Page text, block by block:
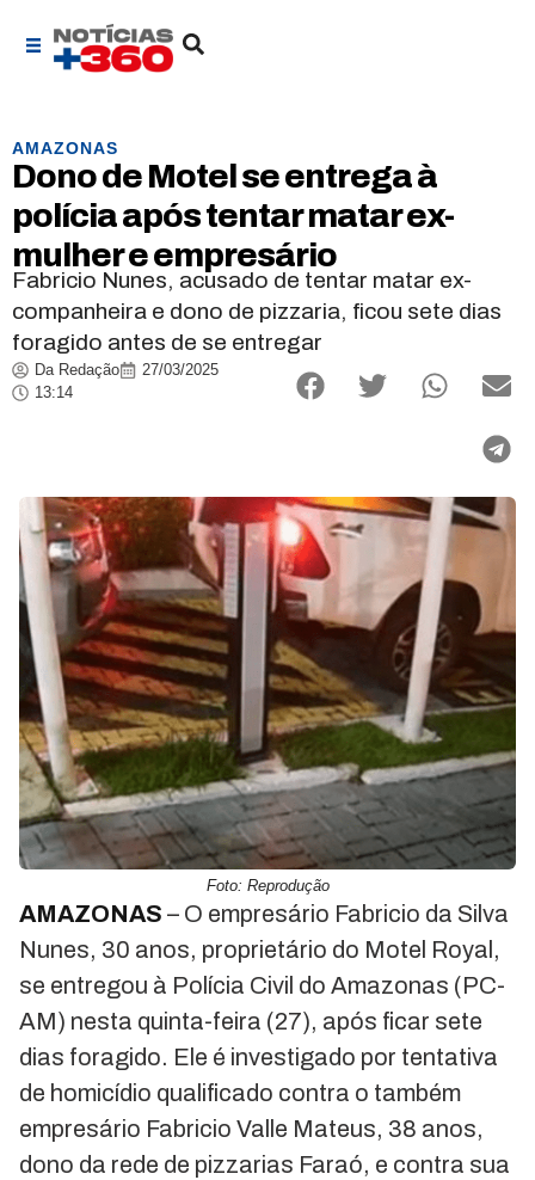
AMAZONAS
Dono de Motel se entrega à
polícia após tentar matar ex-
mulher e empresário
Fabricio Nunes, acusado de tentar matar ex-
companheira e dono de pizzaria, ficou sete dias
foragido antes de se entregar
Da Redação
27/03/2025
13:14
Foto: Reprodução
AMAZONAS – O empresário Fabricio da Silva
Nunes, 30 anos, proprietário do Motel Royal,
se entregou à Polícia Civil do Amazonas (PC-
AM) nesta quinta-feira (27), após ficar sete
dias foragido. Ele é investigado por tentativa
de homicídio qualificado contra o também
empresário Fabricio Valle Mateus, 38 anos,
dono da rede de pizzarias Faraó, e contra sua